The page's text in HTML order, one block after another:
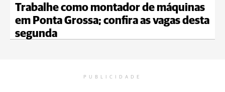
Trabalhe como montador de máquinas
em Ponta Grossa; confira as vagas desta
segunda
PUBLICIDADE